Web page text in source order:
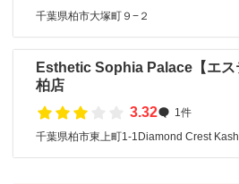
千葉県柏市大塚町９−２
Esthetic Sophia Palace【エス
柏店
3.32
1件
千葉県柏市東上町1-1Diamond Crest